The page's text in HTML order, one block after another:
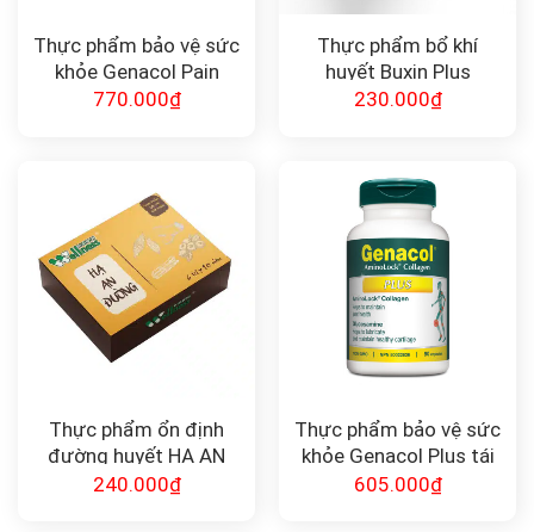
Thực phẩm bảo vệ sức
khỏe Genacol Pain
Relief giảm đau khớp
770.000₫
Thực phẩm bổ khí
huyết Buxin Plus
230.000₫
Thực phẩm ổn định
đường huyết HẠ AN
ĐƯỜNG
240.000₫
Thực phẩm bảo vệ sức
khỏe Genacol Plus tái
tạo sụn khớp (90v)
605.000₫